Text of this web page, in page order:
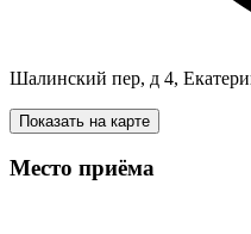
Шалинский пер, д 4,
Показать на карте
Место приёма